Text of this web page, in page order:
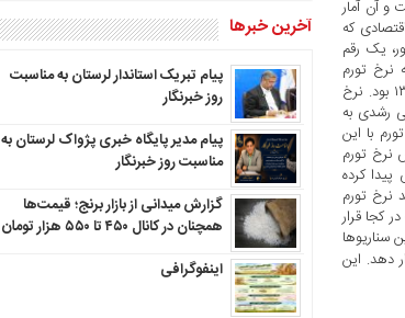
و آن آمار
۸/ ۰ درصد گزارش شده است. اگرچه نرخ ۸/ ۰ درصد در اقتصادی که
یک رقم
نتیجه نرخ تورم
سریع نرخ تورم نقطه‌به‌نقطه در سال ۱۳۹۷ بود. نرخ
این رقم به ۵/ ۴۷ درصد می‌رسد، یعنی رشدی به
در ابتدای دهه ۹۰ نیز افزایش نرخ تورم با این
آمار افزایش نرخ تورم
کاهش پیدا کرده
روند نرخ تورم
کجا قرار
از این سناریوها
دهد. این
آخرین خبرها
پیام تبریک استاندار لرستان به‌ مناسبت
روز خبرنگار
پیام مدیر پایگاه خبری پژواک لرستان به
مناسبت روز خبرنگار
گزارش میدانی از بازار برنج؛ قیمت‌ها
همچنان در کانال ۴۵۰ تا ۵۵۰ هزار تومان
اینفوگرافی